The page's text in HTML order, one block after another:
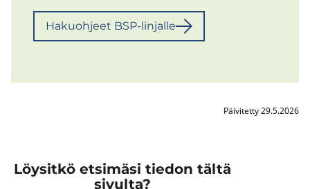
Ha­kuoh­jeet BSP-​linjalle
Päivitetty 29.5.2026
Löysitkö etsimäsi tiedon tältä
sivulta?